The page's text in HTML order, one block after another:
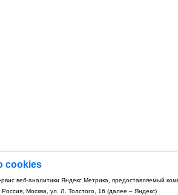
cookies
веб-аналитики Яндекс Метрика, предоставляемый
Москва, ул. Л. Толстого, 16 (далее – Яндекс)